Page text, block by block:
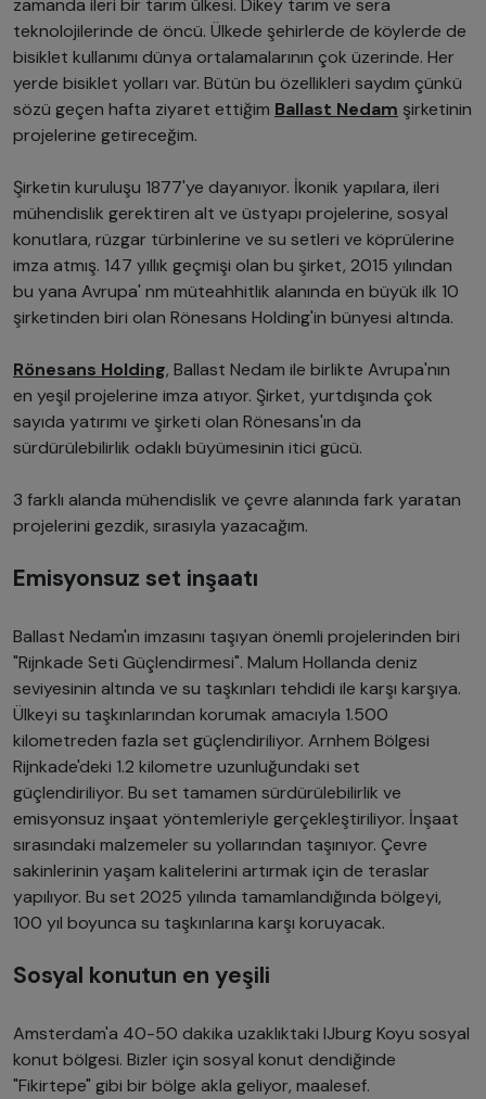
zamanda ileri bir tarım ülkesi. Dikey tarım ve sera
teknolojilerinde de öncü. Ülkede şehirlerde de köylerde de
bisiklet kullanımı dünya ortalamalarının çok üzerinde. Her
yerde bisiklet yolları var. Bütün bu özellikleri saydım çünkü
sözü geçen hafta ziyaret ettiğim Ballast Nedam şirketinin
projelerine getireceğim.
Şirketin kuruluşu 1877'ye dayanıyor. İkonik yapılara, ileri
mühendislik gerektiren alt ve üstyapı projelerine, sosyal
konutlara, rüzgar türbinlerine ve su setleri ve köprülerine
imza atmış. 147 yıllık geçmişi olan bu şirket, 2015 yılından
bu yana Avrupa' nm müteahhitlik alanında en büyük ilk 10
şirketinden biri olan Rönesans Holding'in bünyesi altında.
Rönesans Holding, Ballast Nedam ile birlikte Avrupa'nın
en yeşil projelerine imza atıyor. Şirket, yurtdışında çok
sayıda yatırımı ve şirketi olan Rönesans'ın da
sürdürülebilirlik odaklı büyümesinin itici gücü.
3 farklı alanda mühendislik ve çevre alanında fark yaratan
projelerini gezdik, sırasıyla yazacağım.
Emisyonsuz set inşaatı
Ballast Nedam'ın imzasını taşıyan önemli projelerinden biri
"Rijnkade Seti Güçlendirmesi". Malum Hollanda deniz
seviyesinin altında ve su taşkınları tehdidi ile karşı karşıya.
Ülkeyi su taşkınlarından korumak amacıyla 1.500
kilometreden fazla set güçlendiriliyor. Arnhem Bölgesi
Rijnkade'deki 1.2 kilometre uzunluğundaki set
güçlendiriliyor. Bu set tamamen sürdürülebilirlik ve
emisyonsuz inşaat yöntemleriyle gerçekleştiriliyor. İnşaat
sırasındaki malzemeler su yollarından taşınıyor. Çevre
sakinlerinin yaşam kalitelerini artırmak için de teraslar
yapılıyor. Bu set 2025 yılında tamamlandığında bölgeyi,
100 yıl boyunca su taşkınlarına karşı koruyacak.
Sosyal konutun en yeşili
Amsterdam'a 40-50 dakika uzaklıktaki IJburg Koyu sosyal
konut bölgesi. Bizler için sosyal konut dendiğinde
"Fikirtepe" gibi bir bölge akla geliyor, maalesef.